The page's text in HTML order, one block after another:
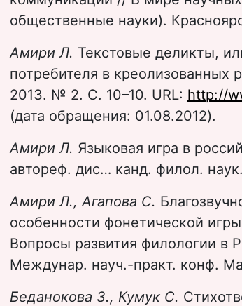
общественные науки).
Амири Л. Текстовые деликты,
потребителя в креолизованных
2013. № 2. С. 10–10. URL: http://
(дата обращения: 01.08.2012).
Амири Л. Языковая игра в
автореф. дис… канд. филол.
Амири Л., Агапова С.
особенности фонетической
Вопросы развития филологии в
Междунар. науч.-практ. конф.
Беданокова З., Кумук С.